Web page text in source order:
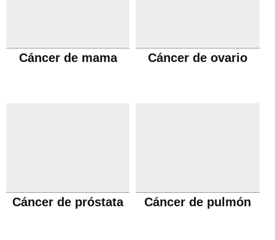
Cáncer de mama Cáncer de ovario
Cáncer de próstata Cáncer de pulmón